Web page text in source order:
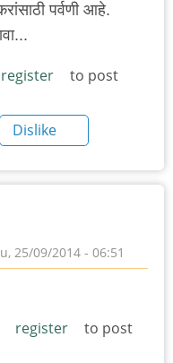
पर्वणी आहे.
register
to post
Dislike
25/09/2014 - 06:51
register
to post